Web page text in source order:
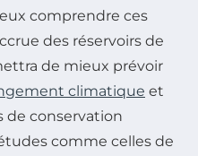
comprendre ces
des réservoirs de
de mieux prévoir
climatique et
de conservation
comme celles de